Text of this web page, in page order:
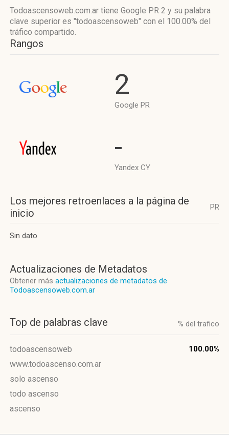
Todoascensoweb.com.ar tiene Google PR 2 y su palabra
clave superior es "todoascensoweb" con el 100.00% del
tráfico compartido.
Rangos
2
Google PR
-
Yandex CY
Los mejores retroenlaces a la página de
inicio
PR
Sin dato
Actualizaciones de Metadatos
Obtener más actualizaciones de metadatos de
Todoascensoweb.com.ar
Top de palabras clave % del trafico
todoascensoweb 100.00%
www.todoascenso.com.ar
solo ascenso
todo ascenso
ascenso